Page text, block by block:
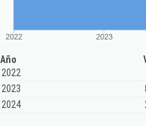
2022 2023
Año
2022
2023
2024